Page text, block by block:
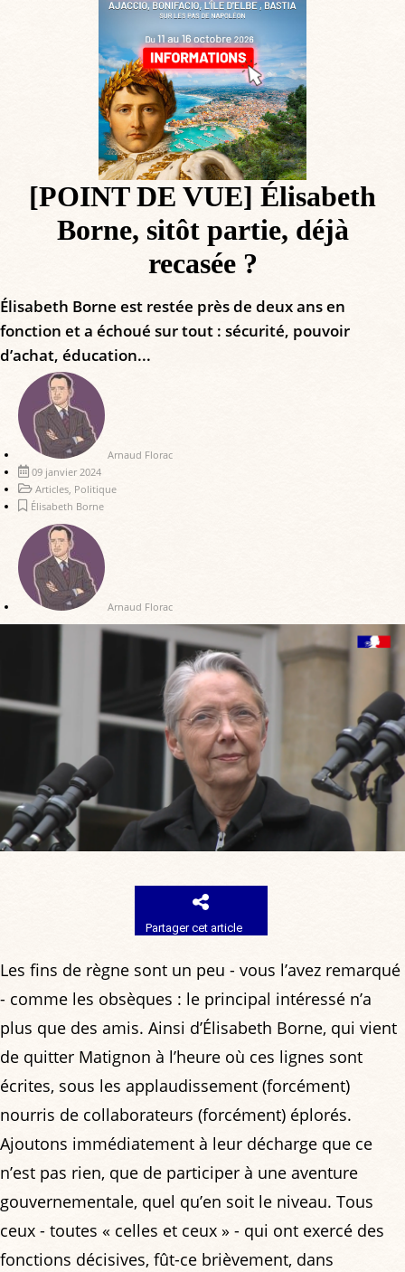
[POINT DE VUE] Élisabeth
Borne, sitôt partie, déjà
recasée ?
Élisabeth Borne est restée près de deux ans en
fonction et a échoué sur tout : sécurité, pouvoir
d’achat, éducation...
Arnaud Florac
09 janvier 2024
Articles Politique
Élisabeth Borne
Arnaud Florac
Partager cet article
Les fins de règne sont un peu - vous l’avez remarqué
- comme les obsèques : le principal intéressé n’a
plus que des amis. Ainsi d’Élisabeth Borne, qui vient
de quitter Matignon à l’heure où ces lignes sont
écrites, sous les applaudissement (forcément)
nourris de collaborateurs (forcément) éplorés.
Ajoutons immédiatement à leur décharge que ce
n’est pas rien, que de participer à une aventure
gouvernementale, quel qu’en soit le niveau. Tous
ceux - toutes « celles et ceux » - qui ont exercé des
fonctions décisives, fût-ce brièvement, dans